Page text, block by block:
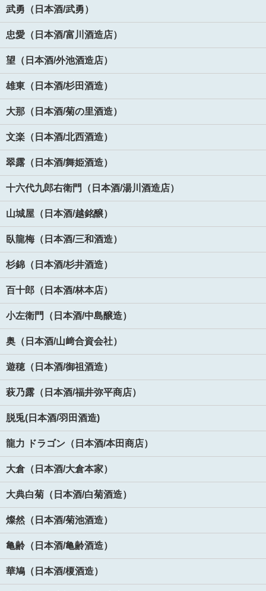
武勇（日本酒/武勇）
忠愛（日本酒/富川酒造店）
望（日本酒/外池酒造店）
雄東（日本酒/杉田酒造）
大那（日本酒/菊の里酒造）
文楽（日本酒/北西酒造）
翠露（日本酒/舞姫酒造）
十六代九郎右衛門（日本酒/湯川酒造店）
山城屋（日本酒/越銘醸）
臥龍梅（日本酒/三和酒造）
杉錦（日本酒/杉井酒造）
百十郎（日本酒/林本店）
小左衛門（日本酒/中島醸造）
奥（日本酒/山﨑合資会社）
遊穂（日本酒/御祖酒造）
萩乃露（日本酒/福井弥平商店）
脱兎(日本酒/羽田酒造)
龍力 ドラゴン（日本酒/本田商店）
大倉（日本酒/大倉本家）
大典白菊（日本酒/白菊酒造）
燦然（日本酒/菊池酒造）
亀齢（日本酒/亀齢酒造）
華鳩（日本酒/榎酒造）